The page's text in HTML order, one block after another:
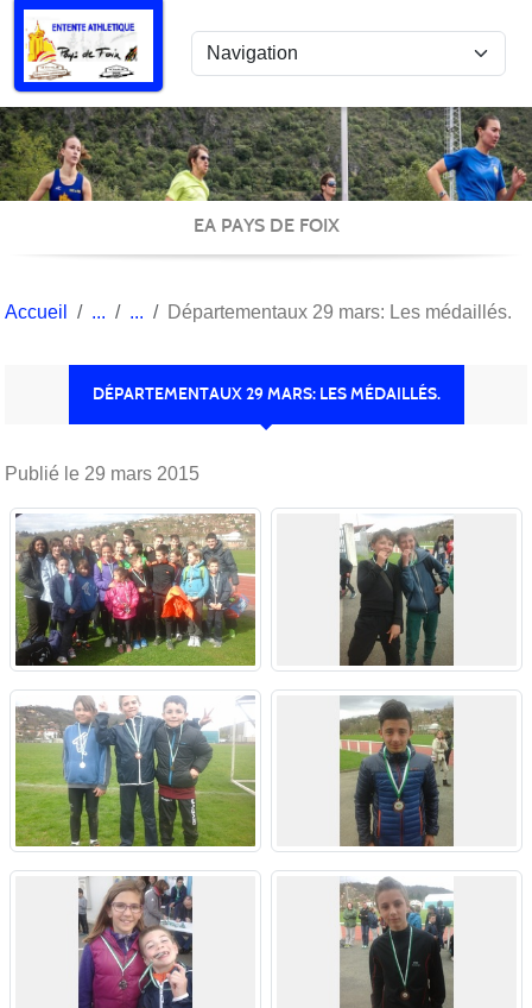
EA PAYS DE FOIX
Accueil Départementaux 29 mars: Les médaillés.
DÉPARTEMENTAUX 29 MARS: LES MÉDAILLÉS.
Publié le 29 mars 2015
Panneau de gestion des cookies